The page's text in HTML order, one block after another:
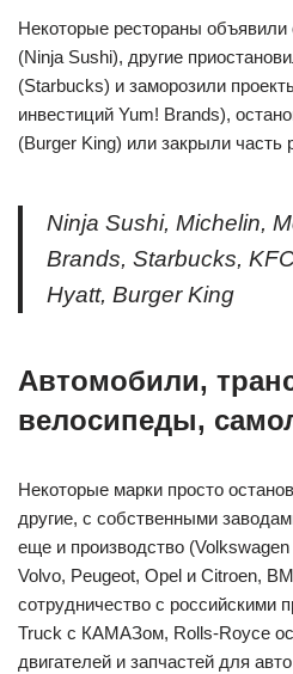
Некоторые рестораны
(Ninja Sushi), другие
(Starbucks) и заморозили
инвестиций Yum! Brands),
(Burger King) или закрыли часть
Ninja Sushi, Michelin,
Brands, Starbucks,
Hyatt, Burger King
Автомобили,
велосипеды,
Некоторые марки просто
другие, с собственными
еще и производство
Volvo, Peugeot, Opel и Citroen,
сотрудничество с российскими
Truck с КАМАЗом, Rolls-Royce
двигателей и запчастей для